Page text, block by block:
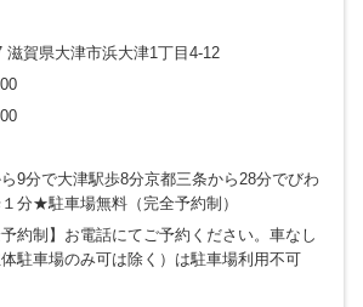
滋賀県大津市浜大津1丁目4-12
ら9分で大津駅歩8分京都三条から28分でびわ
分★駐車場無料（完全予約制）
約制】お電話にてご予約ください。車なし
駐車場のみ可は除く）は駐車場利用不可